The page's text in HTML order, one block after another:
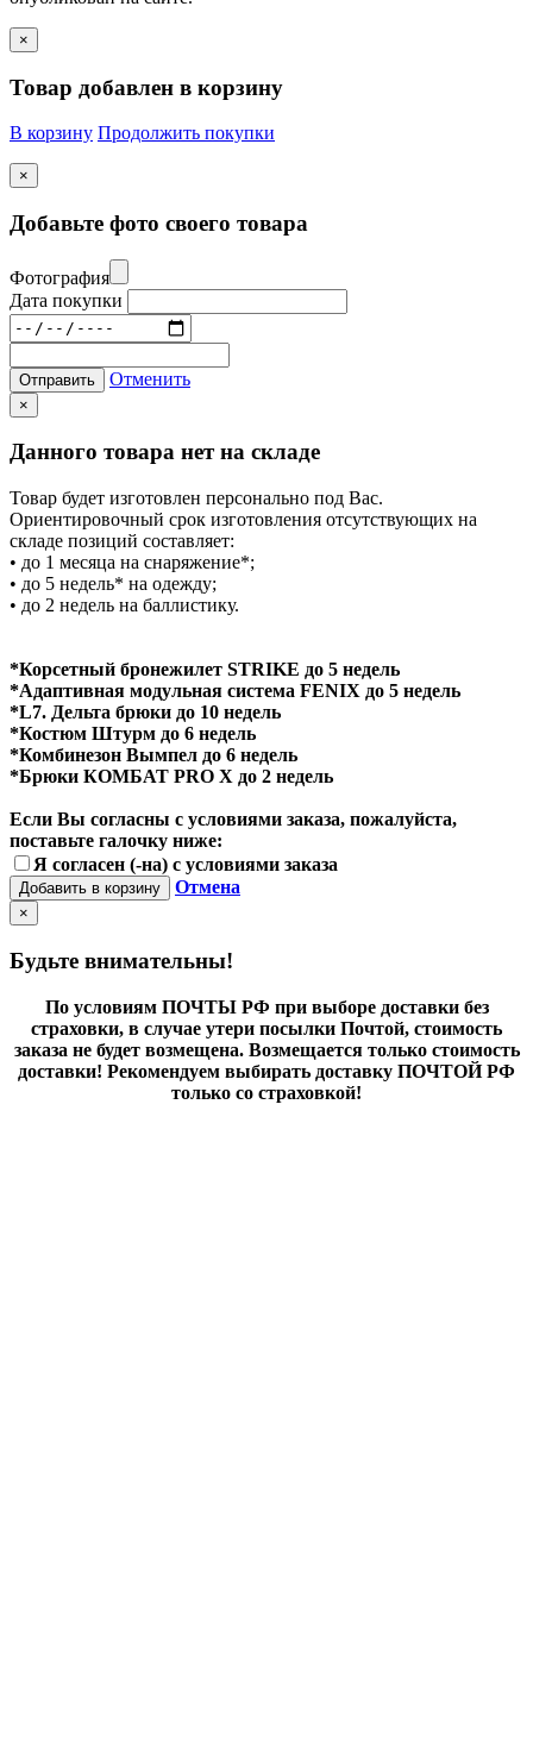
×
Товар добавлен в корзину
В корзину Продолжить покупки
×
Добавьте фото своего товара
Фотография
Дата покупки
Отправить Отменить
×
Данного товара нет на складе
Товар будет изготовлен персонально под Вас.
Ориентировочный срок изготовления отсутствующих на
складе позиций составляет:
• до 1 месяца на снаряжение*;
• до 5 недель* на одежду;
• до 2 недель на баллистику.
*Корсетный бронежилет STRIKE до 5 недель
*Адаптивная модульная система FENIX до 5 недель
*L7. Дельта брюки до 10 недель
*Костюм Штурм до 6 недель
*Комбинезон Вымпел до 6 недель
*Брюки КОМБАТ PRO X до 2 недель
Если Вы согласны с условиями заказа, пожалуйста,
поставьте галочку ниже:
Я согласен (-на) с условиями заказа
Добавить в корзину Отмена
×
Будьте внимательны!
По условиям ПОЧТЫ РФ при выборе доставки без
страховки, в случае утери посылки Почтой, стоимость
заказа не будет возмещена. Возмещается только стоимость
доставки! Рекомендуем выбирать доставку ПОЧТОЙ РФ
только со страховкой!